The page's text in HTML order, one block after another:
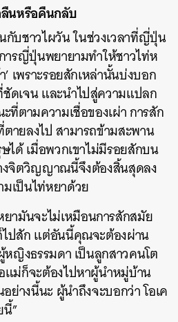
นหรือคืนกลับ
กับชาวไผวัน ในช่วงเวลาที่ญี่ปุ่น
ารญี่ปุ่นพยายามทำให้ชาวไท่ห
เพราะรอยสักเหล่านั้นบ่งบอก
ดเจน และนำไปสู่ความแปลก
ที่ตามความเชื่อของเผ่า การสัก
ายลงไป สามารถข้ามสะพาน
ได้ เมื่อพวกเขาไม่มีรอยสักบน
งจิตวิญญาณนี้จึงต้องสิ้นสุดลง
เป็นไท่หยาด้วย
ยามันจะไม่เหมือนการสักสมัย
ปสัก แต่อันนี้คุณจะต้องผ่าน
หญิงธรรมดา เป็นลูกสาวคนโต
ม่ก็จะต้องไปหาผู้นำหมู่บ้าน
ย่างนี้นะ ผู้นำถึงจะบอกว่า โอเค
”